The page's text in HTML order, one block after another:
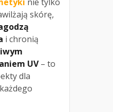
skórę,
i chronią
UV– to
dla